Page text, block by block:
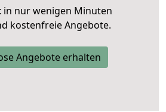
in nur wenigen Minuten
kostenfreie Angebote.
Angebote erhalten